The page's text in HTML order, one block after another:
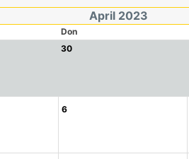
April 2023
Don
30
6